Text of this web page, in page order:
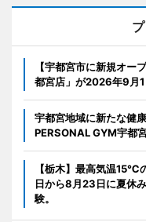
【宇都宮市に新規オー
都宮店」が2026年9月1
宇都宮地域に新たな健
PERSONAL GYM宇都
【栃木】最高気温15℃
日から8月23日に夏休
験。